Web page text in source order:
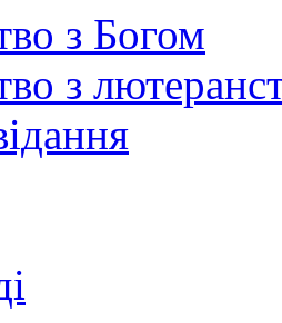
з Богом
з